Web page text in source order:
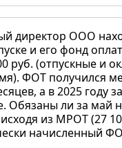
директор ООО
и его фонд
руб. (отпускные и
ФОТ получился
а в 2025 году
Обязаны ли за май
из МРОТ (27
начисленный